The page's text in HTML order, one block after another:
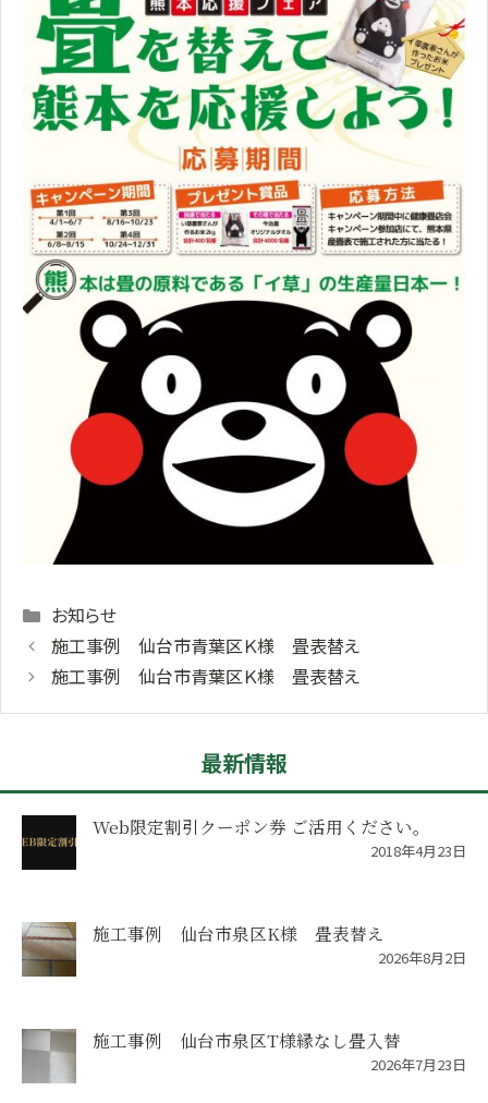
Categories
お知らせ
施工事例 仙台市青葉区Ｋ様 畳表替え
施工事例 仙台市青葉区Ｋ様 畳表替え
最新情報
Web限定割引クーポン券 ご活用ください。
2018年4月23日
施工事例 仙台市泉区K様 畳表替え
2026年8月2日
施工事例 仙台市泉区T様縁なし畳入替
2026年7月23日